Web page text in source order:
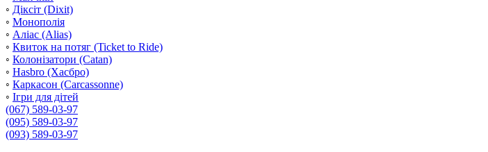
◦ Діксіт (Dixit)
◦ Монополія
◦ Аліас (Alias)
◦ Квиток на потяг (Ticket to Ride)
◦ Колонізатори (Catan)
◦ Hasbro (Хасбро)
◦ Каркасон (Carcassonne)
◦ Ігри для дітей
(067) 589-03-97
(095) 589-03-97
(093) 589-03-97